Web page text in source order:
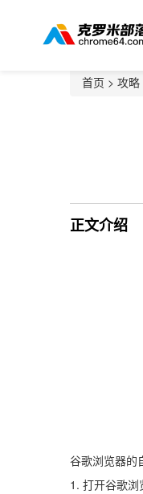
首页 > 攻略
正文介绍
谷歌浏览器的
1. 打开谷歌浏